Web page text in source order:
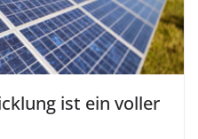
ist ein voller